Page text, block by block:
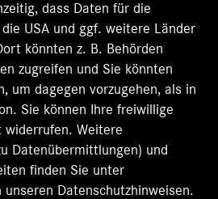
a
r
ö
f
e
a
r
t
g
e
ö
f
f
n
t
.
a
r
t
g
e
ö
f
n
.
dass Daten für die
USA und ggf. weitere Länder
könnten z. B. Behörden
zugreifen und Sie könnten
um dagegen vorzugehen, als in
Sie können Ihre freiwillige
widerrufen. Weitere
Datenübermittlungen) und
finden Sie unter
unseren Datenschutzhinweisen.